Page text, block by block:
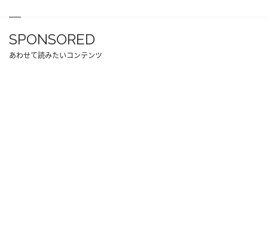
SPONSORED
あわせて読みたいコンテンツ